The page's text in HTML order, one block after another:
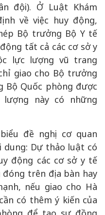
đội). Ở Luật Khám
về việc huy động,
Bộ trưởng Bộ Y tế
tất cả các cơ sở y
lực lượng vũ trang
giao cho Bộ trưởng
Bộ Quốc phòng được
này có những
đề nghị cơ quan
dung: Dự thảo luật có
động các cơ sở y tế
trên địa bàn hay
nếu giao cho Hà
có thêm ý kiến của